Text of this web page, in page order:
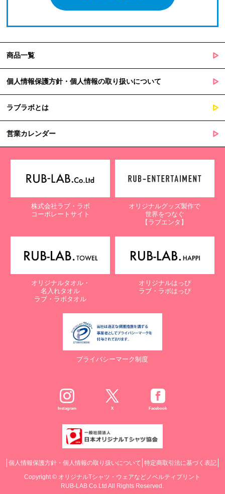
商品一覧
個人情報保護方針・個人情報の取り扱いについて
ラブラボとは
営業カレンダー
株式会社ラブ・ラボ
コーポレートサイト
オリジナルグッズ製作で
世界をつなぐ
【ラブエンタ】
オリジナルタオル・
名入れタオル
ラブ・ラボタオル
オリジナルはっぴ
ラブ・ラボはっぴ
プライバシーマーク制度
Instagram X Facebook
個人情報保護方針・個人情報の取り扱いについて 特定商取引法に基づく表記
Copyright © オリジナルTシャツ・ウェアなどノベルティプリント
RUB-LAB Co.Ltd All Rights Reserved.